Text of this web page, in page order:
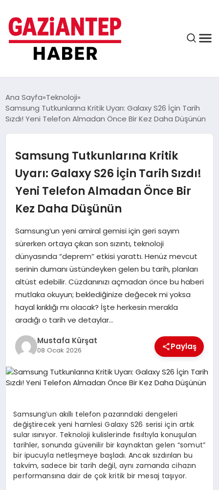
ASAYIŞ
EĞITIM
FINANS
KÜLTÜR VE SANAT
MAGAZIN
SPOR
SIYASET
DIĞER
Ana Sayfa Teknoloji
Samsung Tutkunlarına Kritik Uyarı: Galaxy S26 İçin Tarih
Sızdı! Yeni Telefon Almadan Önce Bir Kez Daha Düşünün
Samsung Tutkunlarına Kritik
Uyarı: Galaxy S26 İçin Tarih Sızdı!
Yeni Telefon Almadan Önce Bir
Kez Daha Düşünün
Samsung’un yeni amiral gemisi için geri sayım
sürerken ortaya çıkan son sızıntı, teknoloji
dünyasında “deprem” etkisi yarattı. Henüz mevcut
serinin dumanı üstündeyken gelen bu tarih, planları
altüst edebilir. Cüzdanınızı açmadan önce bu haberi
mutlaka okuyun; beklediğinize değecek mi yoksa
hayal kırıklığı mı olacak? İşte herkesin merakla
aradığı o tarih ve detaylar…
Mustafa Kürşat
08 Ocak 2026 Paylaş
Samsung’un akıllı telefon pazarındaki dengeleri
değiştirecek yeni hamlesi Galaxy S26 serisi için artık
sular ısınıyor. Teknoloji kulislerinde fısıltıyla konuşulan
tarihler, sonunda güvenilir bir kaynaktan gelen “somut”
bir ipucuyla netleşmeye başladı. Ancak sızdırılan bu
takvim, sadece bir tarih değil, aynı zamanda cihazın
performansına dair de çok kritik bir mesaj taşıyor.